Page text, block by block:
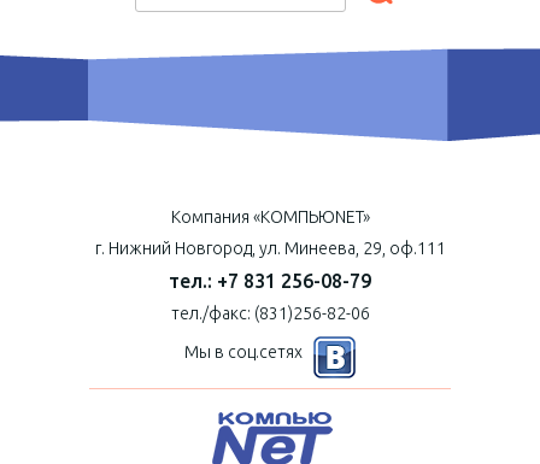
Компания «КОМПЬЮNET»
г. Нижний Новгород, ул. Минеева, 29, оф.111
тел.: +7 831 256-08-79
тел./факс: (831)256-82-06
Мы в соц.сетях